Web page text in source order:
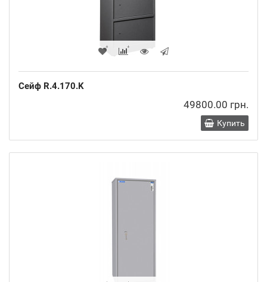
Сейф R.4.170.K
49800.00 грн.
Купить